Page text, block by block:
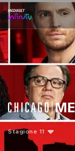
Stagione 11